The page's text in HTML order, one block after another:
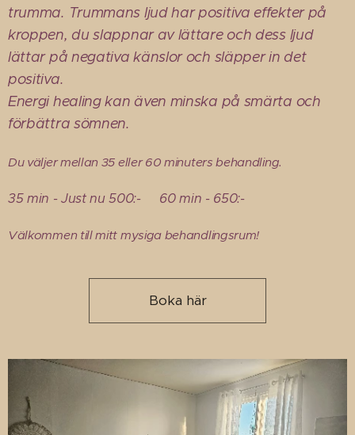
trumma. Trummans ljud har positiva effekter på
kroppen, du slappnar av lättare och dess ljud
lättar på negativa känslor och släpper in det
positiva.
Energi healing kan även minska på smärta och
förbättra sömnen.
Du väljer mellan 35 eller 60 minuters behandling.
35 min - Just nu 500:- 60 min - 650:-
Välkommen till mitt mysiga behandlingsrum!
Boka här